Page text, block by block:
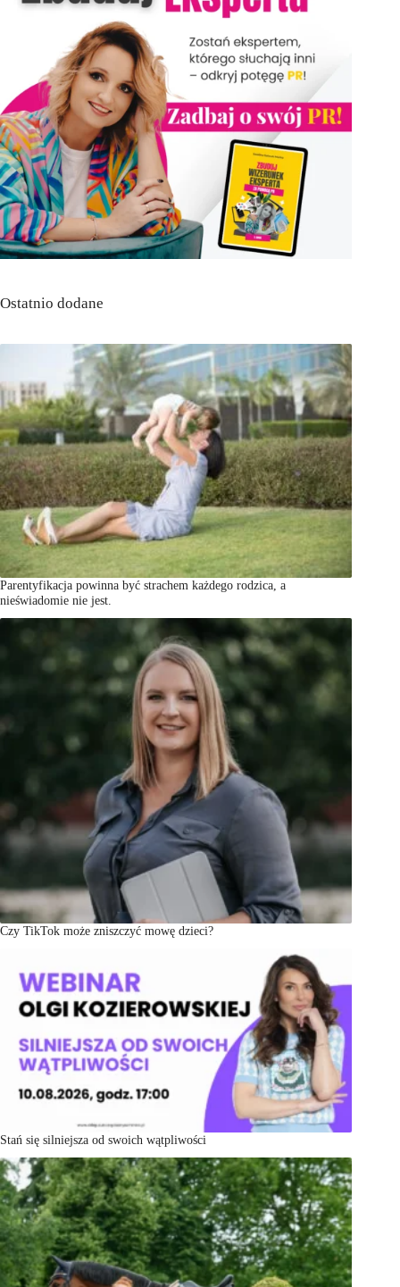
Ostatnio dodane
Parentyfikacja powinna być strachem każdego rodzica, a
nieświadomie nie jest.
Czy TikTok może zniszczyć mowę dzieci?
Stań się silniejsza od swoich wątpliwości